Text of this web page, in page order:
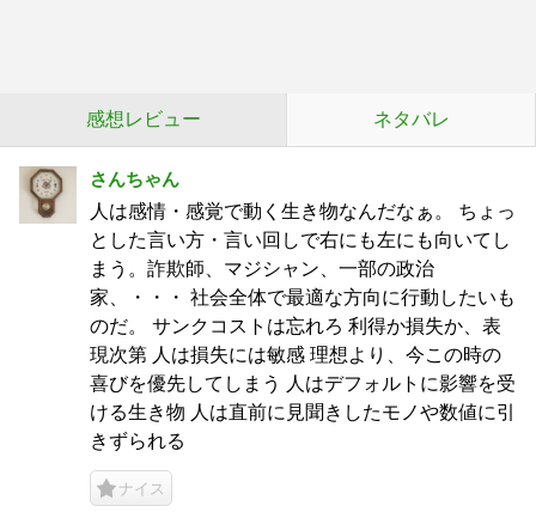
感想レビュー ネタバレ
さんちゃん
人は感情・感覚で動く生き物なんだなぁ。 ちょっ
とした言い方・言い回しで右にも左にも向いてし
まう。詐欺師、マジシャン、一部の政治
家、・・・ 社会全体で最適な方向に行動したいも
のだ。 サンクコストは忘れろ 利得か損失か、表
現次第 人は損失には敏感 理想より、今この時の
喜びを優先してしまう 人はデフォルトに影響を受
ける生き物 人は直前に見聞きしたモノや数値に引
きずられる
ナイス